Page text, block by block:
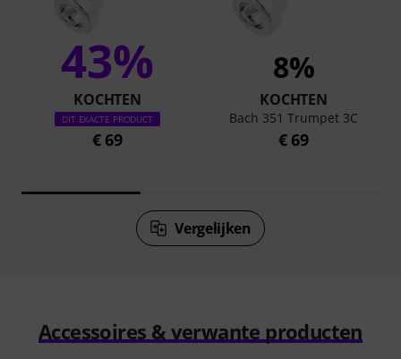
43%
KOCHTEN
DIT EXACTE PRODUCT
€ 69
8%
KOCHTEN
Bach 351 Trumpet 3C
€ 69
Vergelijken
Accessoires & verwante producten